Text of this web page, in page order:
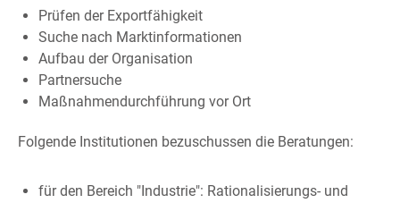
Prüfen der Exportfähigkeit
Suche nach Marktinformationen
Aufbau der Organisation
Partnersuche
Maßnahmendurchführung vor Ort
Folgende Institutionen bezuschussen die Beratungen:
für den Bereich "Industrie": Rationalisierungs- und